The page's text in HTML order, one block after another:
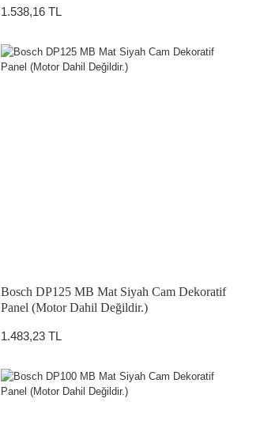
1.538,16 TL
Bosch DP125 MB Mat Siyah Cam Dekoratif
Panel (Motor Dahil Değildir.)
1.483,23 TL